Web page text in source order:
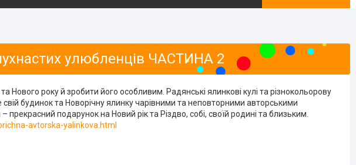
улюбленців ЧАСТИНА 2
Нового року й зробити його особливим. Радянські ялинкові кулі та різнокольорову
будинок та Новорічну ялинку чарівними та неповторними авторськими
подарунок на Новий рік та Різдво, собі, своїй родині та близьким.
avtorska-yalinkova.html